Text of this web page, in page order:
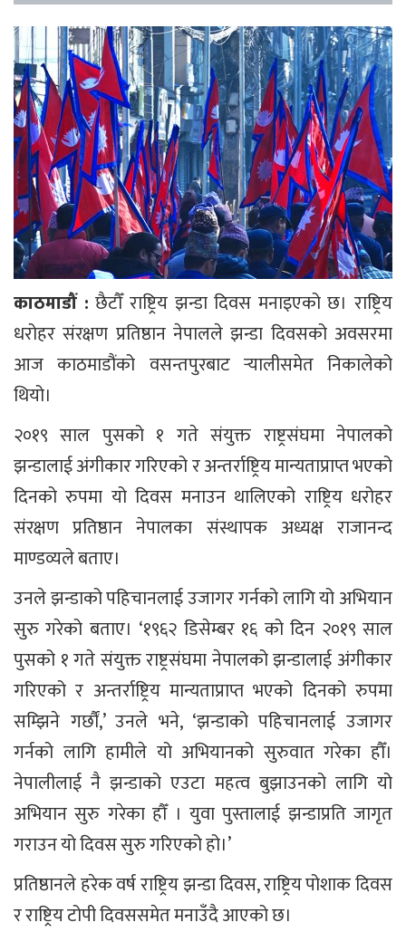
काठमाडौं : छैटौँ राष्ट्रिय झन्डा दिवस मनाइएको छ। राष्ट्रिय
धरोहर संरक्षण प्रतिष्ठान नेपालले झन्डा दिवसको अवसरमा
आज काठमाडौंको वसन्तपुरबाट र्‍यालीसमेत निकालेको
थियो।
२०१९ साल पुसको १ गते संयुक्त राष्ट्रसंघमा नेपालको
झन्डालाई अंगीकार गरिएको र अन्तर्राष्ट्रिय मान्यताप्राप्त भएको
दिनको रुपमा यो दिवस मनाउन थालिएको राष्ट्रिय धरोहर
संरक्षण प्रतिष्ठान नेपालका संस्थापक अध्यक्ष राजानन्द
माण्डव्यले बताए।
उनले झन्डाको पहिचानलाई उजागर गर्नको लागि यो अभियान
सुरु गरेको बताए। ‘१९६२ डिसेम्बर १६ को दिन २०१९ साल
पुसको १ गते संयुक्त राष्ट्रसंघमा नेपालको झन्डालाई अंगीकार
गरिएको र अन्तर्राष्ट्रिय मान्यताप्राप्त भएको दिनको रुपमा
सम्झिने गर्छौं,’ उनले भने, ‘झन्डाको पहिचानलाई उजागर
गर्नको लागि हामीले यो अभियानको सुरुवात गरेका हौँ।
नेपालीलाई नै झन्डाको एउटा महत्व बुझाउनको लागि यो
अभियान सुरु गरेका हौँ । युवा पुस्तालाई झन्डाप्रति जागृत
गराउन यो दिवस सुरु गरिएको हो।’
प्रतिष्ठानले हरेक वर्ष राष्ट्रिय झन्डा दिवस, राष्ट्रिय पोशाक दिवस
र राष्ट्रिय टोपी दिवससमेत मनाउँदै आएको छ।